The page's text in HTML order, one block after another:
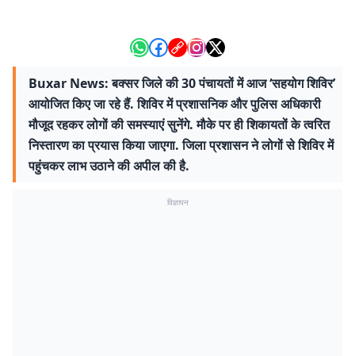
Buxar News: बक्सर जिले की 30 पंचायतों में आज ‘सहयोग शिविर’
आयोजित किए जा रहे हैं. शिविर में प्रशासनिक और पुलिस अधिकारी
मौजूद रहकर लोगों की समस्याएं सुनेंगे. मौके पर ही शिकायतों के त्वरित
निस्तारण का प्रयास किया जाएगा. जिला प्रशासन ने लोगों से शिविर में
पहुंचकर लाभ उठाने की अपील की है.
विज्ञापन